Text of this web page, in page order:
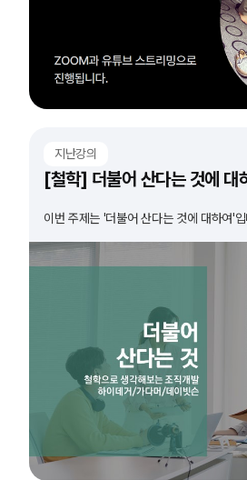
지난강의
[철학] 더불어 산다는 것에 대
이번 주제는 '더불어 산다는 것에 대하여'